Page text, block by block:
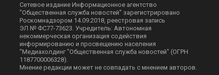
Сетевое издание Информационное агентство
"Общественная служба новостей" зарегистрировано
Роскомнадзором 14.09.2018, реестровая запись
ЭЛ № ФС77-73623. Учредитель: Автономная
некоммерческая организация содействия
информированию и просвещению населения
"Медиахолдинг "Общественная служба новостей" (ОГРН
1187700006328).
Мнение редакции может не совпадать с мнением авторов.